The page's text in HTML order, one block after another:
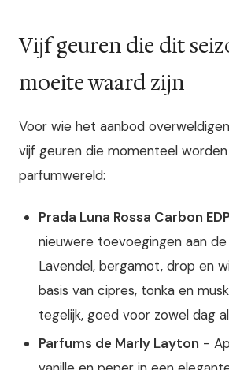
Vijf geuren die dit
moeite waard zijn
Voor wie het aanbod
vijf geuren die momenteel
parfumwereld:
Prada Luna Rossa Carbon EDP
nieuwere toevoegingen aan de
Lavendel, bergamot, drop en
basis van cipres, tonka en
tegelijk, goed voor zowel dag
Parfums de Marly Layton -